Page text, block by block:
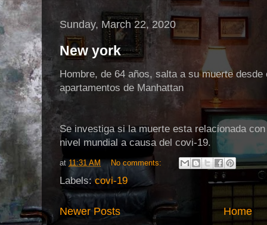
Sunday, March 22, 2020
New york
Hombre, de 64 años, salta a su muerte
apartamentos de Manhattan
Se investiga si la muerte esta relacionada
nivel mundial a causa del covi-19.
at 11:31 AM No comments:
Labels:covi-19
Newer Posts Home